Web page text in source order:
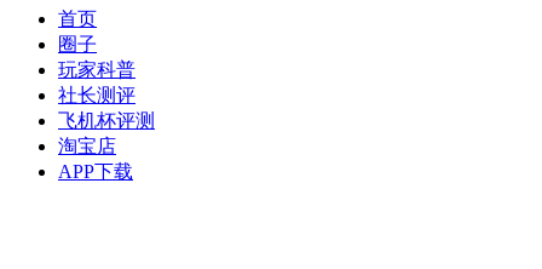
首页
圈子
玩家科普
社长测评
飞机杯评测
淘宝店
APP下载